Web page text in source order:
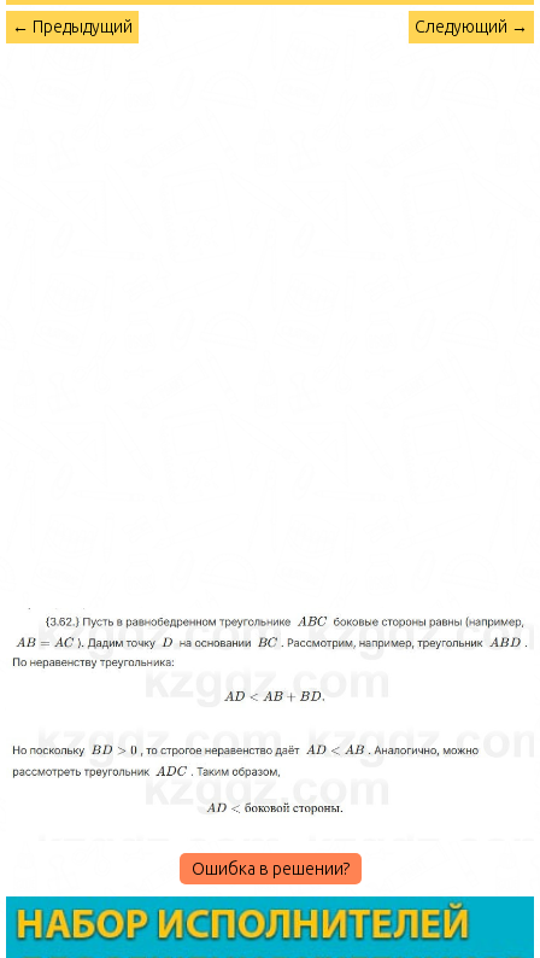
← Предыдущий Следующий →
Ошибка в решении?